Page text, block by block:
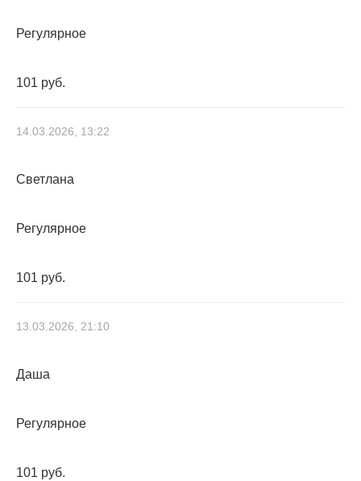
Регулярное
101 руб.
14.03.2026, 13:22
Светлана
Регулярное
101 руб.
13.03.2026, 21:10
Даша
Регулярное
101 руб.